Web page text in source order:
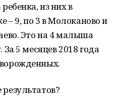
из них в
– 9, по 3 в Молоканово и
Это на 4 малыша
5 месяцев 2018 года